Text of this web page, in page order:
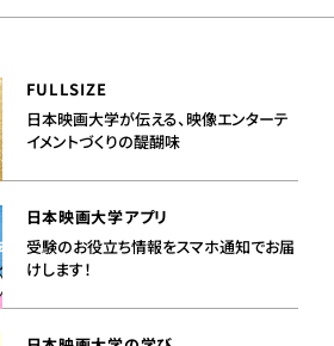
FULLSIZE
日本映画大学が伝える、映像エンターテ
イメントづくりの醍醐味
日本映画大学アプリ
受験のお役立ち情報をスマホ通知でお届
けします！